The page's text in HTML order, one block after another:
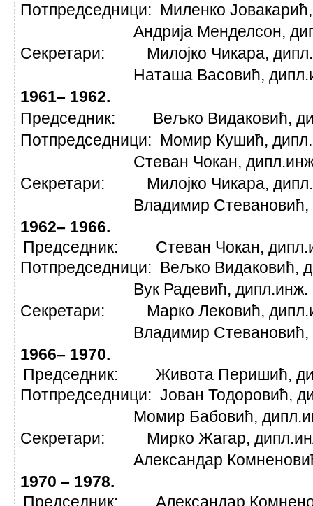
Потпредседници: Миленко
Андрија Менделсон,
Секретари: Милојко Чикара,
Наташа Васовић,
1961– 1962.
Председник: Вељко Видаковић,
Потпредседници: Момир Кушић,
Стеван Чокан,
Секретари: Милојко Чикара,
Владимир Стевановић,
1962– 1966.
Председник: Стеван Чокан,
Потпредседници: Вељко Видаковић,
Вук Радевић,
Секретари: Марко Лековић,
Владимир Стевановић,
1966– 1970.
Председник: Живота Перишић,
Потпредседници: Јован Тодоровић,
Момир Бабовић,
Секретари: Мирко Жагар,
Александар Комненовић,
1970 – 1978.
Председник: Александар